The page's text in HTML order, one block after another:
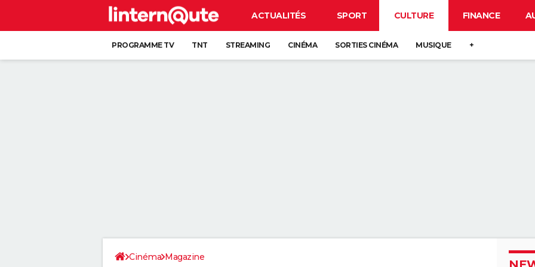
ACTUALITÉS SPORT CULTURE FINANCE
PROGRAMME TV TNT STREAMING CINÉMA SORTIES CINÉMA MUSIQUE +
Cinéma Magazine